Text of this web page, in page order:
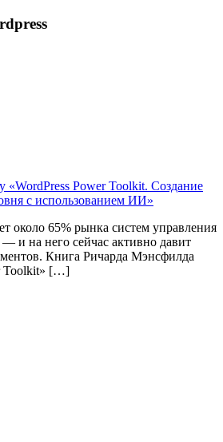
«WordPress Power Toolkit. Создание
с использованием ИИ»
около 65% рынка систем управления
и на него сейчас активно давит
Книга Ричарда Мэнсфилда
Toolkit» […]